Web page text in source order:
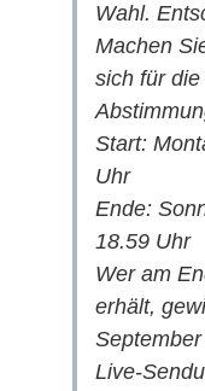
Wahl.
Machen
sich für
Start:
Uhr
Ende:
18.59 Uhr
Wer am
erhält,
Live-